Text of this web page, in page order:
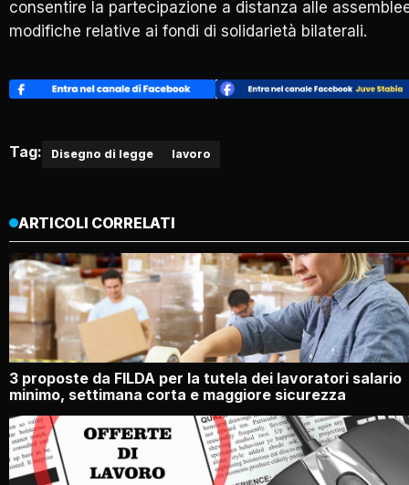
consentire la partecipazione a distanza alle
modifiche relative ai fondi di solidarietà bilaterali.
Tag: Disegno di legge lavoro
ARTICOLI CORRELATI
3 proposte da FILDA per la tutela dei lavoratori salario
minimo, settimana corta e maggiore sicurezza